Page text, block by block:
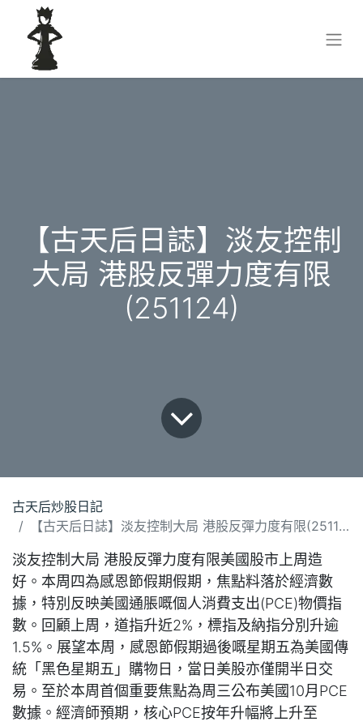
【古天后日誌】淡友控制
大局 港股反彈力度有限
(251124)
古天后炒股日記
【古天后日誌】淡友控制大局 港股反彈力度有限(251124)
淡友控制大局 港股反彈力度有限美國股市上周造
好。本周四為感恩節假期假期，焦點料落於經濟數
據，特別反映美國通脹嘅個人消費支出(PCE)物價指
數。回顧上周，道指升近2%，標指及納指分別升逾
1.5%。展望本周，感恩節假期過後嘅星期五為美國傳
統「黑色星期五」購物日，當日美股亦僅開半日交
易。至於本周首個重要焦點為周三公布美國10月PCE
數據。經濟師預期，核心PCE按年升幅將上升至